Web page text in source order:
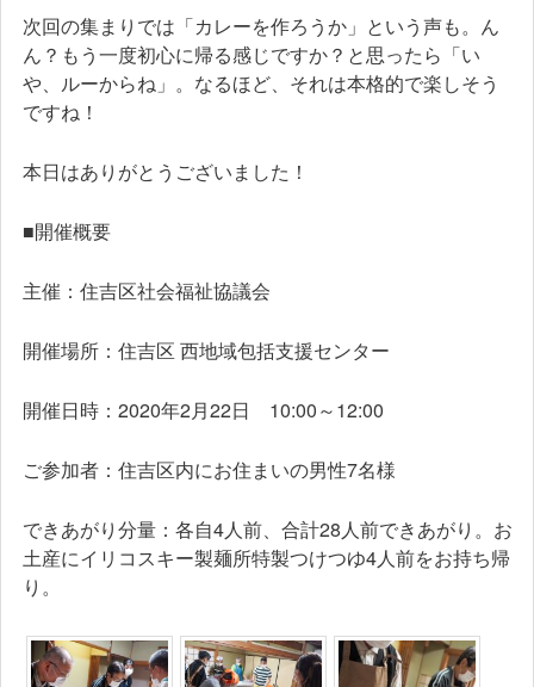
次回の集まりでは「カレーを作ろうか」という声も。ん
ん？もう一度初心に帰る感じですか？と思ったら「い
や、ルーからね」。なるほど、それは本格的で楽しそう
ですね！
本日はありがとうございました！
■開催概要
主催：住吉区社会福祉協議会
開催場所：住吉区 西地域包括支援センター
開催日時：2020年2月22日 10:00～12:00
ご参加者：住吉区内にお住まいの男性7名様
できあがり分量：各自4人前、合計28人前できあがり。お
土産にイリコスキー製麺所特製つけつゆ4人前をお持ち帰
り。